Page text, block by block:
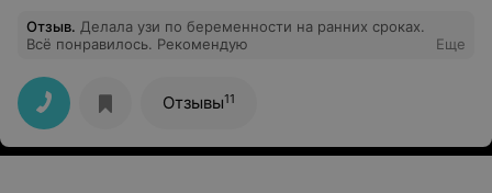
Отзыв. Делала узи по беременности на ранних сроках.
Всё понравилось. Рекомендую
Еще
Отзывы11